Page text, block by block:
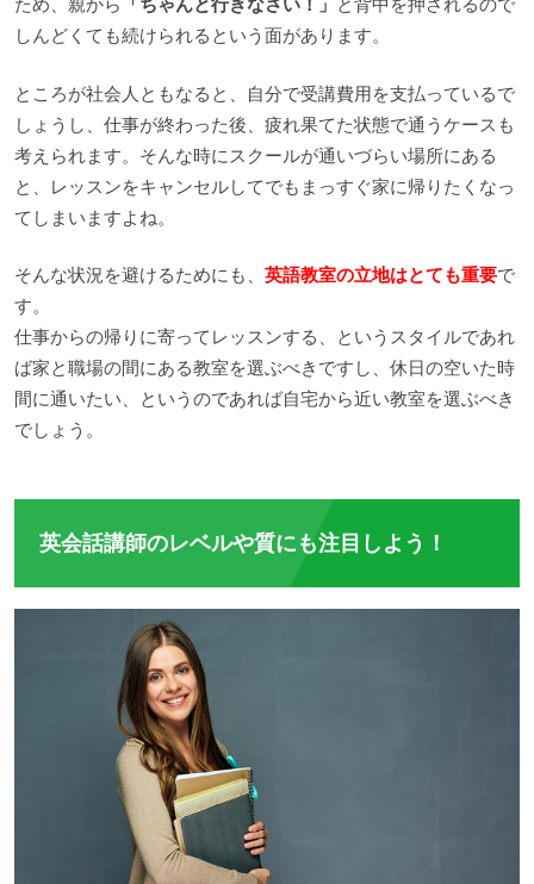
しんどくても続けられるという面があります。
ところが社会人ともなると、自分で受講費用を支払っているで
しょうし、仕事が終わった後、疲れ果てた状態で通うケースも
考えられます。そんな時にスクールが通いづらい場所にある
と、レッスンをキャンセルしてでもまっすぐ家に帰りたくなっ
てしまいますよね。
そんな状況を避けるためにも、 英語教室の立地はとても重要で
す。
仕事からの帰りに寄ってレッスンする、というスタイルであれ
ば家と職場の間にある教室を選ぶべきですし、休日の空いた時
間に通いたい、というのであれば自宅から近い教室を選ぶべき
でしょう。
英会話講師のレベルや質にも注目しよう！